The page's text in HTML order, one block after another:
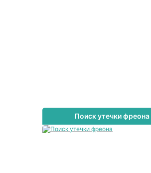
Поиск утечки фреона